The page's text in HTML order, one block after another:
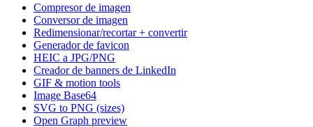
Compresor de imagen
Conversor de imagen
Redimensionar/recortar + convertir
Generador de favicon
HEIC a JPG/PNG
Creador de banners de LinkedIn
GIF & motion tools
Image Base64
SVG to PNG (sizes)
Open Graph preview